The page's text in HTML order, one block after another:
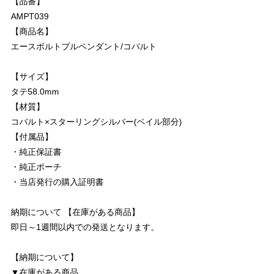
AMPT039
【商品名】
エースボルトプルペンダント/コバルト
【サイズ】
タテ58.0mm
【材質】
コバルト×スターリングシルバー(ベイル部分)
【付属品】
・純正保証書
・純正ポーチ
・当店発行の購入証明書
納期について 【在庫がある商品】
即日～1週間以内での発送となります。
【納期について】